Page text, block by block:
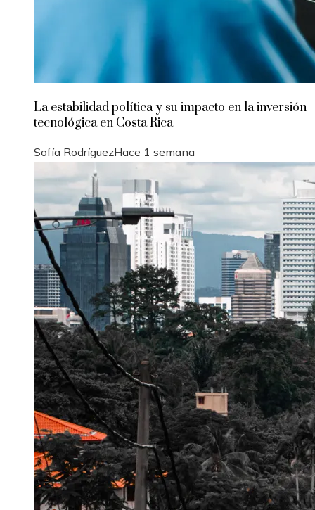
La estabilidad política y su impacto en la inversión
tecnológica en Costa Rica
Sofía RodríguezHace 1 semana